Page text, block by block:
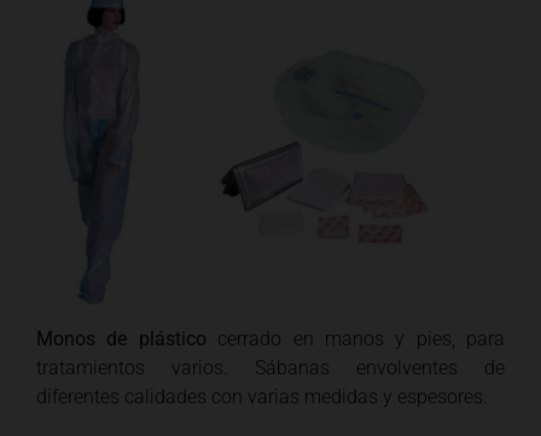
imagen
Monos de plástico cerrado en manos y pies, para
tratamientos varios. Sábanas envolventes de
diferentes calidades con varias medidas y espesores.